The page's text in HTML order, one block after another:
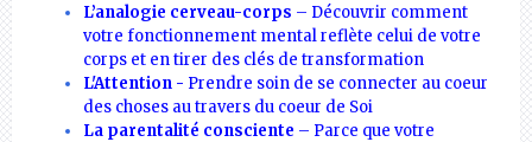
L’analogie cerveau-corps – Découvrir comment
votre fonctionnement mental reflète celui de votre
corps et en tirer des clés de transformation
L'Attention - Prendre soin de se connecter au coeur
des choses au travers du coeur de Soi
La parentalité consciente – Parce que votre